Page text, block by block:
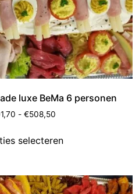
luxe BeMa 6 personen
- €508,50
selecteren